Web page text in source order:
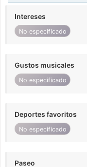
Intereses
No especificado
Gustos musicales
No especificado
Deportes favoritos
No especificado
Paseo